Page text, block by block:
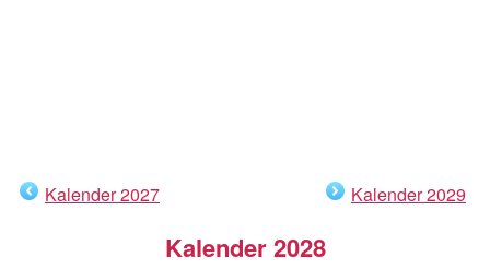
Kalender 2027 Kalender 2029
Kalender 2028